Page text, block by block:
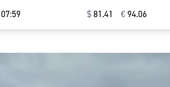
07:59 $⁠81.41 € ⁠94.06